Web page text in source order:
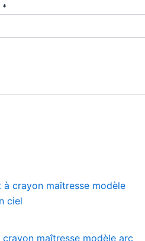
*
crayon maîtresse modèle arc